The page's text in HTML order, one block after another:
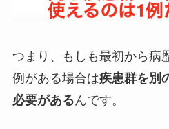
つまり、もしも最初から病
例がある場合は疾患群を別
必要があるんです。